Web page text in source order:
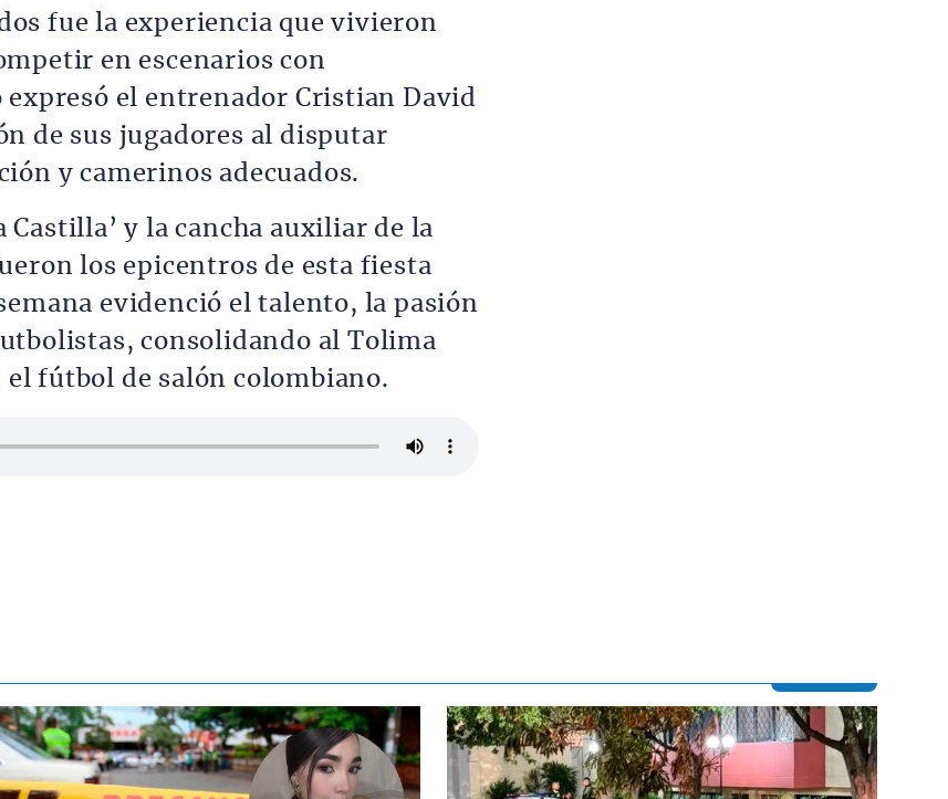
fue la experiencia que vivieron
en escenarios con
el entrenador Cristian David
de sus jugadores al disputar
y camerinos adecuados.
y la cancha auxiliar de la
los epicentros de esta fiesta
evidenció el talento, la pasión
consolidando al Tolima
fútbol de salón colombiano.
multimedia principal Contenido multimedia principal